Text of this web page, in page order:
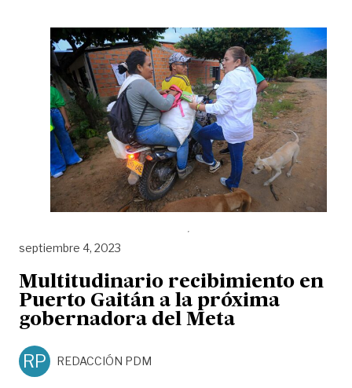
septiembre 4, 2023
Multitudinario recibimiento en
Puerto Gaitán a la próxima
gobernadora del Meta
RP REDACCIÓN PDM